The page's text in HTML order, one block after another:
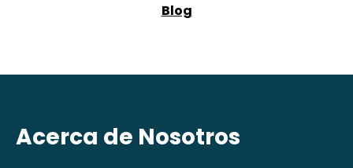
Blog
Acerca de Nosotros